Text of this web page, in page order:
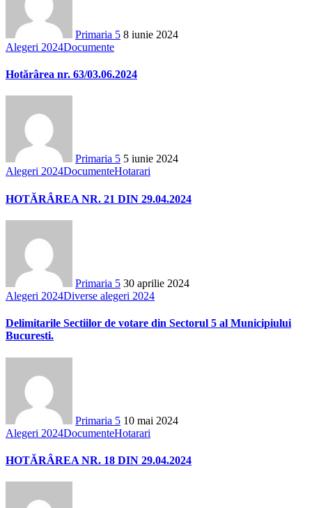
Primaria 5 8 iunie 2024
Alegeri 2024Documente
Hotărârea nr. 63/03.06.2024
Primaria 5 5 iunie 2024
Alegeri 2024DocumenteHotarari
HOTĂRÂREA NR. 21 DIN 29.04.2024
Primaria 5 30 aprilie 2024
Alegeri 2024Diverse alegeri 2024
Delimitarile Sectiilor de votare din Sectorul 5 al Municipiului
Bucuresti.
Primaria 5 10 mai 2024
Alegeri 2024DocumenteHotarari
HOTĂRÂREA NR. 18 DIN 29.04.2024